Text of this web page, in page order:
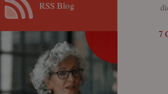
7
RSS Blog